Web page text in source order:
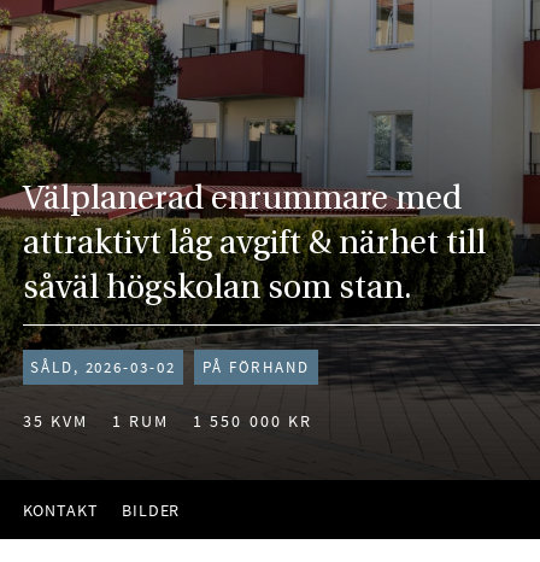
Välplanerad enrummare med
attraktivt låg avgift & närhet till
såväl högskolan som stan.
SÅLD, 2026-03-02 PÅ FÖRHAND
35 KVM 1 RUM 1 550 000 KR
KONTAKT BILDER